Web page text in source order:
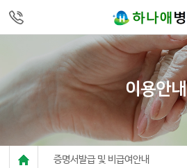
이용안내
증명서발급 및 비급여안내